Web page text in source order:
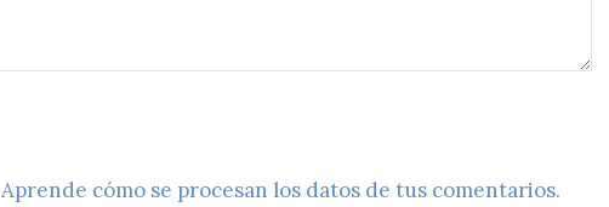
Aprende cómo se procesan los datos de tus comentarios.